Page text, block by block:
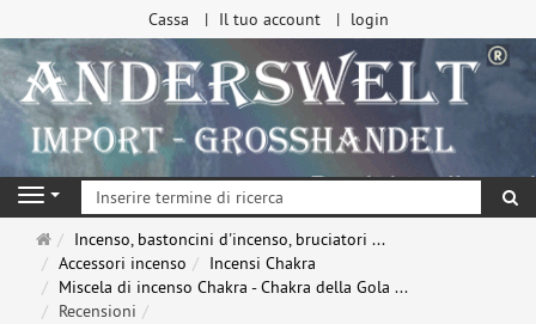
Cassa Il tuo account login
Navigation
Pagina
principale
Incenso, bastoncini d'incenso, bruciatori ...
Accessori incenso
Incensi Chakra
Miscela di incenso Chakra - Chakra della Gola ...
Recensioni